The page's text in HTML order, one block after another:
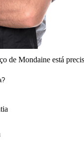
de Mondaine está